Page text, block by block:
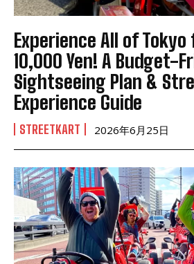
Experience All of
10,000 Yen! A Budget-
Sightseeing Plan &
Experience Guide
STREETKART 2026年6月25日